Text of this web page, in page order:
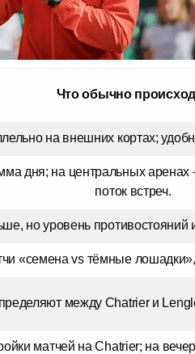
Что обычно
на внешних кортах;
дня; на центральных
поток встреч.
но уровень противостояний
«семена vs тёмные
между Chatrier и
матчей на Chatrier; на